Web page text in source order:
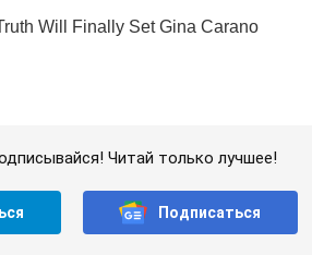
Читай только лучшее!
Подписаться